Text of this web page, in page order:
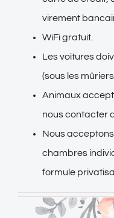
virement
WiFi gratuit.
Les voitures
(sous les
Animaux
nous contacter
Nous
chambres
formule